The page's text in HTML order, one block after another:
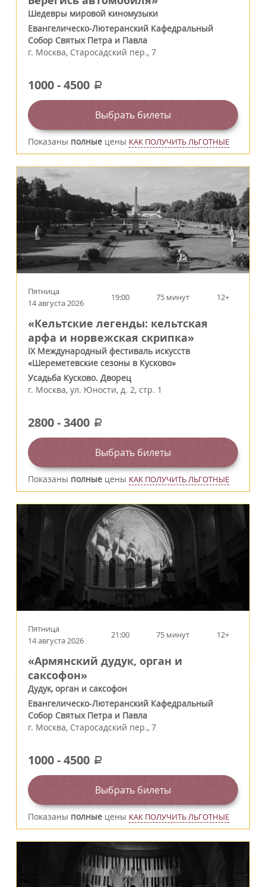
Шедевры мировой киномузыки
Евангелическо-Лютеранский Кафедральный
Собор Святых Петра и Павла
г. Москва, Старосадский пер., 7
1000-4500 a
Выбрать билеты
Показаны полные цены КАК ПОЛУЧИТЬ ЛЬГОТНЫЕ
Пятница
14 августа 2026
19:00 75 минут 12+
«Кельтские легенды: кельтская
арфа и норвежская скрипка»
IX Международный фестиваль искусств
«Шереметевские сезоны в Кусково»
Усадьба Кусково. Дворец
г. Москва, ул. Юности, д. 2, стр. 1
2800-3400 a
Выбрать билеты
Показаны полные цены КАК ПОЛУЧИТЬ ЛЬГОТНЫЕ
Пятница
14 августа 2026
21:00 75 минут 12+
«Армянский дудук, орган и
саксофон»
Дудук, орган и саксофон
Евангелическо-Лютеранский Кафедральный
Собор Святых Петра и Павла
г. Москва, Старосадский пер., 7
1000-4500 a
Выбрать билеты
Показаны полные цены КАК ПОЛУЧИТЬ ЛЬГОТНЫЕ